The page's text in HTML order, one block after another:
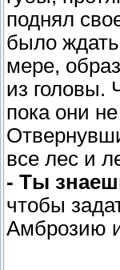
поднял
было
мере,
из головы.
пока они
все лес и
- Ты
чтобы
Амброзию